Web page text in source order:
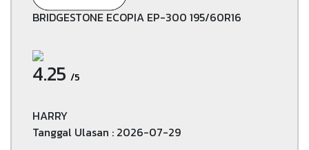
BRIDGESTONE ECOPIA EP-300 195/60R16
4.25 /5
HARRY
Tanggal Ulasan : 2026-07-29